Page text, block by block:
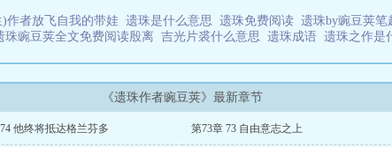
作者放飞自我的带娃 遗珠是什么意思 遗珠免费阅读 遗珠by豌豆荚笔
珠豌豆荚全文免费阅读殷离 吉光片裘什么意思 遗珠成语 遗珠之作是
《遗珠作者豌豆荚》最新章节
他终将抵达格兰芬多 第73章 73 自由意志之上